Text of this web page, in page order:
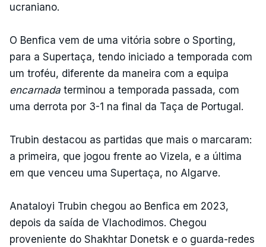
ucraniano.
O Benfica vem de uma vitória sobre o Sporting,
para a Supertaça, tendo iniciado a temporada com
um troféu, diferente da maneira com a equipa
encarnada terminou a temporada passada, com
uma derrota por 3-1 na final da Taça de Portugal.
Trubin destacou as partidas que mais o marcaram:
a primeira, que jogou frente ao Vizela, e a última
em que venceu uma Supertaça, no Algarve.
Anataloyi Trubin chegou ao Benfica em 2023,
depois da saída de Vlachodimos. Chegou
proveniente do Shakhtar Donetsk e o guarda-redes